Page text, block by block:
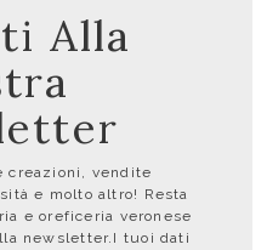
Alla
creazioni, vendite
e molto altro! Resta
e oreficeria veronese
newsletter.I tuoi dati